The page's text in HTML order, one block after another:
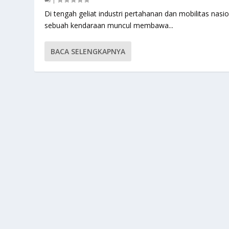
Di tengah geliat industri pertahanan dan mobilitas
sebuah kendaraan muncul membawa...
BACA SELENGKAPNYA